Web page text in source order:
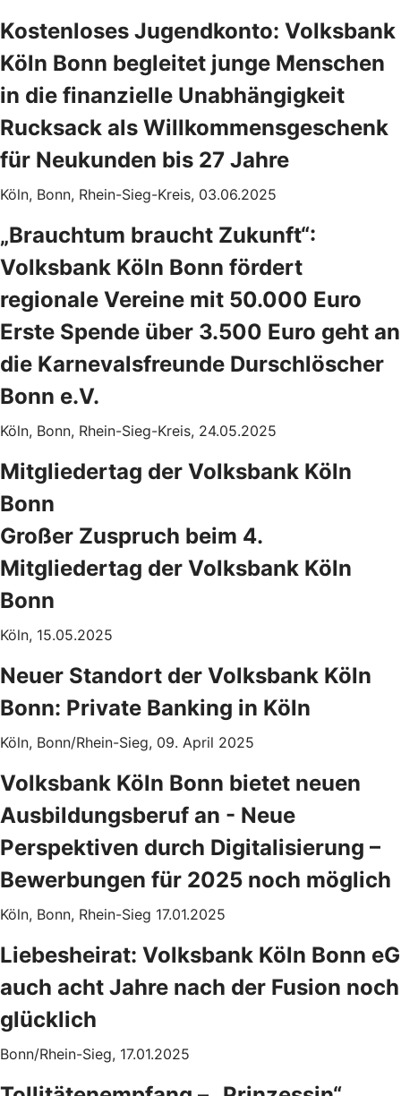
Kostenloses Jugendkonto: Volksbank
Köln Bonn begleitet junge Menschen
in die finanzielle Unabhängigkeit
Rucksack als Willkommensgeschenk
für Neukunden bis 27 Jahre
Köln, Bonn, Rhein-Sieg-Kreis, 03.06.2025
„Brauchtum braucht Zukunft“:
Volksbank Köln Bonn fördert
regionale Vereine mit 50.000 Euro
Erste Spende über 3.500 Euro geht an
die Karnevalsfreunde Durschlöscher
Bonn e.V.
Köln, Bonn, Rhein-Sieg-Kreis, 24.05.2025
Mitgliedertag der Volksbank Köln
Bonn
Großer Zuspruch beim 4.
Mitgliedertag der Volksbank Köln
Bonn
Köln, 15.05.2025
Neuer Standort der Volksbank Köln
Bonn: Private Banking in Köln
Köln, Bonn/Rhein-Sieg, 09. April 2025
Volksbank Köln Bonn bietet neuen
Ausbildungsberuf an - Neue
Perspektiven durch Digitalisierung –
Bewerbungen für 2025 noch möglich
Köln, Bonn, Rhein-Sieg 17.01.2025
Liebesheirat: Volksbank Köln Bonn eG
auch acht Jahre nach der Fusion noch
glücklich
Bonn/Rhein-Sieg, 17.01.2025